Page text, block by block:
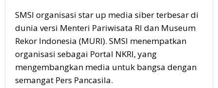
SMSI organisasi star up media siber terbesar di
dunia versi Menteri Pariwisata RI dan Museum
Rekor Indonesia (MURI). SMSI menempatkan
organisasi sebagai Portal NKRI, yang
mengembangkan media untuk bangsa dengan
semangat Pers Pancasila.